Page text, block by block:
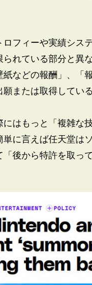
フィーや実績シス
られている部分と異
紙などの報酬」、「
または取得してい
はもっと「複雑な
単に言えば任天堂は
「後から特許を取っ